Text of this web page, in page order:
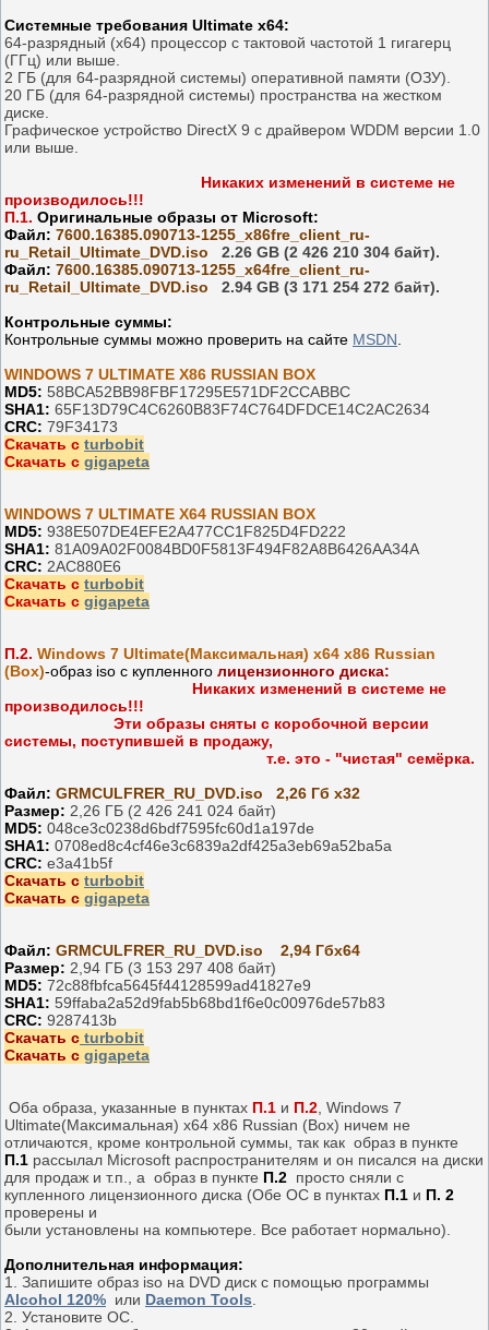
Системные требования Ultimate x64:
64-разрядный (x64) процессор с тактовой частотой 1 гигагерц
(ГГц) или выше.
2 ГБ (для 64-разрядной системы) оперативной памяти (ОЗУ).
20 ГБ (для 64-разрядной системы) пространства на жестком
диске.
Графическое устройство DirectX 9 с драйвером WDDM версии 1.0
или выше.
Никаких изменений в системе не
производилось!!!
П.1. Оригинальные образы от Microsoft:
Файл: 7600.16385.090713-1255_x86fre_client_ru-
ru_Retail_Ultimate _DVD.iso 2.26 GB (2 426 210 304 байт).
Файл: 7600.16385.090713-1255_x64fre_client_ru-
ru_Retail_Ultimate_DVD.iso 2.94 GB (3 171 254 272 байт).
Контрольные суммы:
Контрольные суммы можно проверить на сайте MSDN
WINDOWS 7 ULTIMATE X86 RUSSIAN BOX
MD5: 58BCA52BB98FBF17295E571DF2CCABBC
SHA1: 65F13D79C4C6260B83F74C764DFDCE14C2AC2634
CRC: 79F34173
Скачать с turbobit
Скачать с gigapeta
WINDOWS 7 ULTIMATE X64 RUSSIAN BOX
MD5: 938E507DE4EFE2A477CC1F825D4FD222
SHA1: 81A09A02F0084BD0F5813F494F82A8B6426AA34A
CRC: 2AC880E6
Скачать с turbobit
Скачать с gigapeta
П.2. Windows 7 Ultimate(Максимальная) x64 x86 Russian
(Box)-образ iso с купленного лицензионного диска:
Никаких изменений в системе не
производилось!!!
Эти образы сняты с коробочной версии
системы, поступившей в продажу,
т.е. это - "чистая" семёрка.
Файл: GRMCULFRER_RU_DVD.iso 2,26 Гб x32
Размер: 2,26 ГБ (2 426 241 024 байт)
MD5: 048ce3c0238d6bdf7595fc60d1a197de
SHA1: 0708ed8c4cf46e3c6839a2df425a3eb69a52ba5a
CRC: e3a41b5f
Скачать с turbobit
Скачать с gigapeta
Файл: GRMCULFRER_RU_DVD.iso 2,94 Гбx64
Размер: 2,94 ГБ (3 153 297 408 байт)
MD5: 72c88fbfca5645f44128599ad41827e9
SHA1: 59ffaba2a52d9fab5b68bd1f6e0c00976de57b83
CRC: 9287413b
Скачать с turbobit
Скачать с gigapeta
Оба образа, указанные в пунктах П.1 и П.2 , Windows 7
Ultimate(Максимальная) x64 x86 Russian (Box) ничем не
отличаются, кроме контрольной суммы, так как образ в пункте
П.1 рассылал Microsoft распространителям и он писался на диски
для продаж и т.п., а образ в пункте П.2 просто сняли с
купленного лицензионного диска (Обе ОС в пунктах П.1 и П. 2
проверены и
были установлены на компьютере. Все работает нормально).
Дополнительная информация:
1. Запишите образ iso на DVD диск с помощью программы
Alcohol 120% или Daemon Tools
2. Установите ОС.